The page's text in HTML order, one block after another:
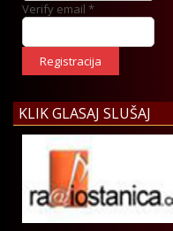
Verify email *
Registracija
KLIK GLASAJ SLUŠAJ